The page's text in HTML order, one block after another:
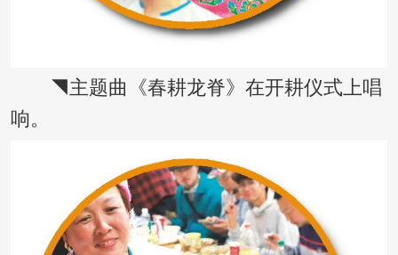
◥主题曲《春耕龙脊》在开耕仪式上唱
响。